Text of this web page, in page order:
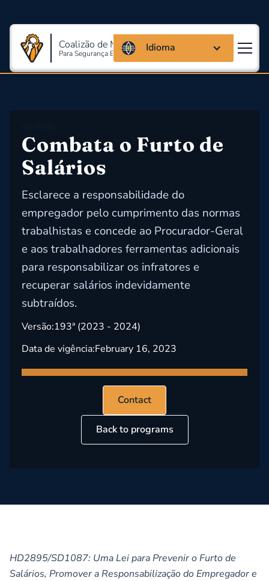
Coalizão de Massachusetts
Para Segurança E Saúde Ocupacional
Idioma
Combata o Furto de
Salários
Esclarece a responsabilidade do
empregador pelo cumprimento das normas
trabalhistas e concede ao Procurador-Geral
e aos trabalhadores ferramentas adicionais
para responsabilizar os infratores e
recuperar salários indevidamente
subtraídos.
Versão:193ª (2023 - 2024)
Data de vigência:February 16, 2023
Contact
Back to programs
HD2895/SD1087: Uma Lei para Prevenir o Furto de
Salários, Promover a Responsabilização do Empregador e